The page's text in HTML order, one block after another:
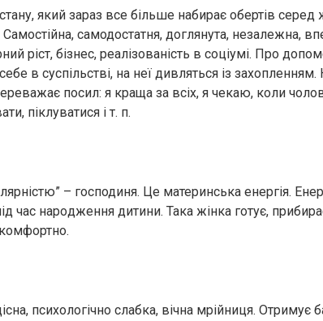
який зараз все більше набирає обертів серед
самодостатня, доглянута, незалежна,
ріст, бізнес, реалізованість в соціумі. Про
в суспільстві, на неї дивляться із
посил: я краща за всіх, я чекаю, коли
піклуватися і т. п.
– господиня. Це материнська енергія.
час наpoдження дитини. Така жінка готує,
психологічно слабка, вічна мрійниця. Отримує